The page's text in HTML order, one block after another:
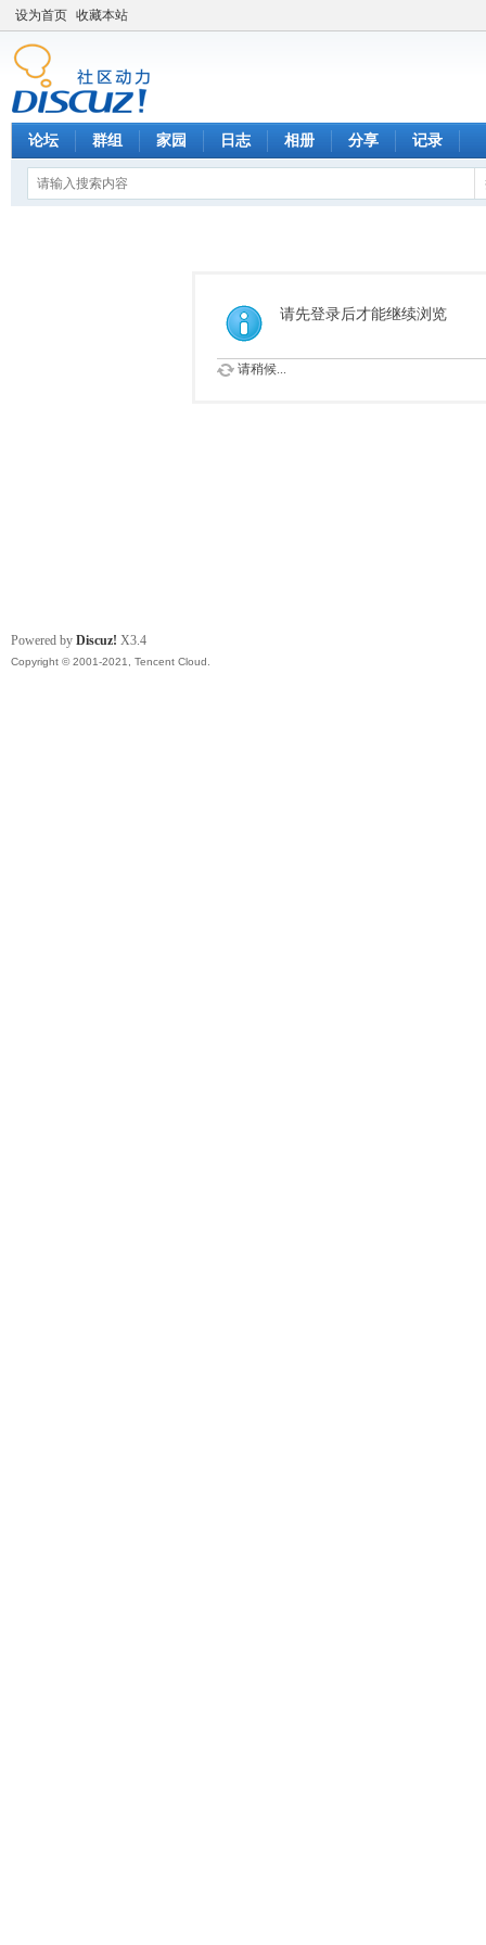
设为首页 收藏本站
论坛 群组 家园 日志 相册 分享 记录
请先登录后才能继续浏览
请稍候...
Powered by Discuz! X3.4
Copyright © 2001-2021, Tencent Cloud.